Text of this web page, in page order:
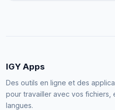
IGY Apps
Des outils en ligne et des
pour travailler avec vos fichiers,
langues.